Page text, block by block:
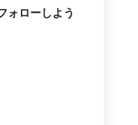
ォローしよう